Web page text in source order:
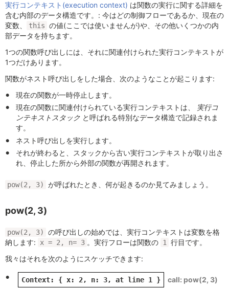
実行コンテキスト(execution context) は関数の実行に関する詳細を
含む内部のデータ構造です。: 今はどの制御フローであるか、現在の
変数、
this の値(ここでは使いませんが)や、その他いくつかの内
部データを持ちます。
1つの関数呼び出しには、それに関連付けられた実行コンテキストが
1つだけあります。
関数がネスト呼び出しをした場合、次のようなことが起こります:
現在の関数が一時停止します。
現在の関数に関連付けられている実行コンテキストは、
実行コ
ンテキストスタック と呼ばれる特別なデータ構造で記録されま
す。
ネスト呼び出しを実行します。
それが終わると、スタックから古い実行コンテキストが取り出さ
れ、停止した所から外部の関数が再開されます。
pow(2, 3) が呼ばれたとき、何が起きるのか見てみましょう。
pow(2, 3)
pow(2, 3)
の呼び出しの始めでは、実行コンテキストは変数を格
納します:
x = 2, n= 3 。実行フローは関数の 1
行目です。
我々はそれを次のようにスケッチできます:
Context: { x: 2, n: 3, at line 1 } pow(2, 3)